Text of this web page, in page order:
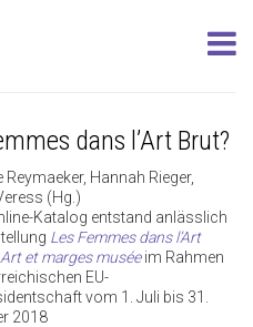
dans l’Art Brut?
Reymaeker, Hannah Rieger,
(Hg.)
Katalog entstand anlässlich
Les Femmes dans l’Art
Art et marges muséeim Rahmen
EU-
vom 1. Juli bis 31.
2018